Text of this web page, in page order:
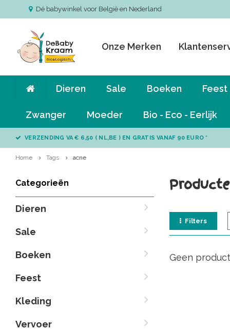
Dé babywinkel voor België en Nederland
Onze Merken
Dieren Sale Boeken Feest
Zwanger Moeder Bio - Eco - Eerlijk
VERZENDING VA € 6,50 ( NL,BE ) EN GRATIS VANAF 90 EURO *
Home Tags acne
Categorieën
Dieren
Sale
Boeken
Feest
Kleding
Vervoer
Filters
Geen